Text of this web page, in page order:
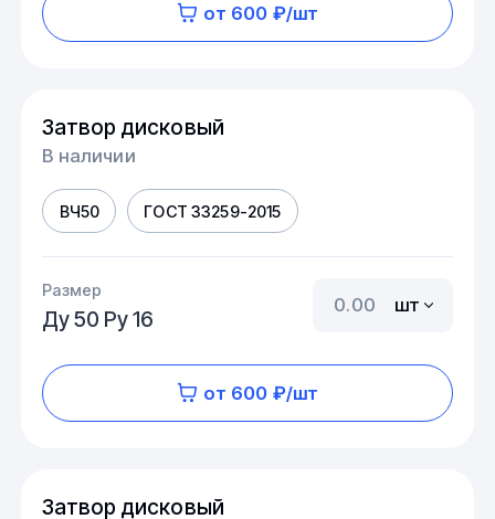
от 600 ₽/шт
Затвор дисковый
В наличии
ВЧ50 ГОСТ 33259-2015
Размер
Ду 50 Ру 16
шт
от 600 ₽/шт
Затвор дисковый